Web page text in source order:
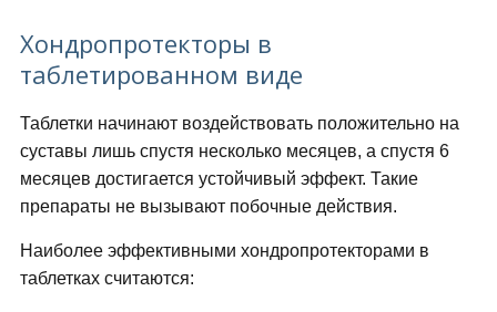
Хондропротекторы в
таблетированном виде
Таблетки начинают воздействовать положительно на
суставы лишь спустя несколько месяцев, а спустя 6
месяцев достигается устойчивый эффект. Такие
препараты не вызывают побочные действия.
Наиболее эффективными хондропротекторами в
таблетках считаются: